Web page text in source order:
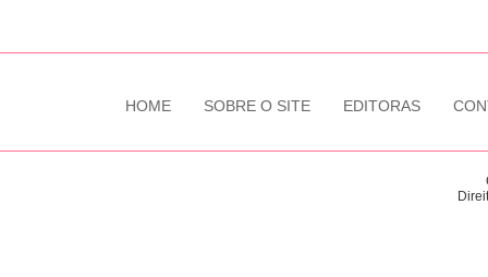
HOME SOBRE O SITE EDITORAS